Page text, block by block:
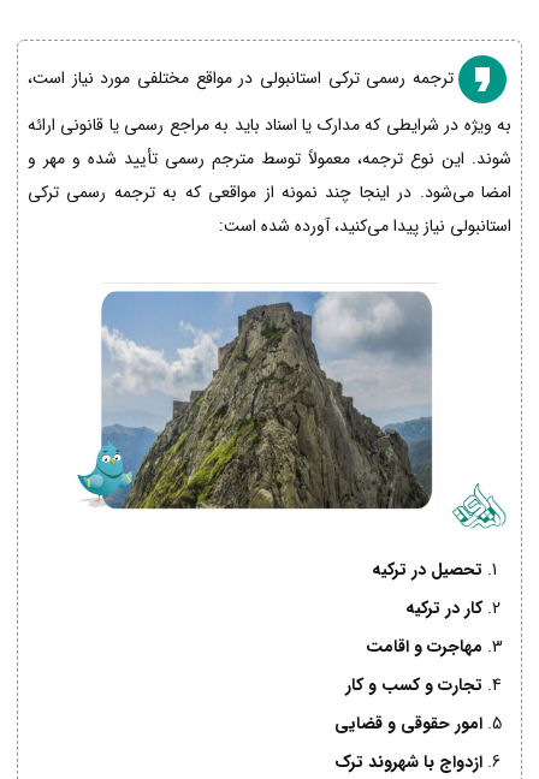
ترجمه رسمی ترکی استانبولی در مواقع مختلفی مورد نیاز است،
به ویژه در شرایطی که مدارک یا اسناد باید به مراجع رسمی یا قانونی ارائه
شوند. این نوع ترجمه، معمولاً توسط مترجم رسمی تأیید شده و مهر و
امضا می‌شود. در اینجا چند نمونه از مواقعی که به ترجمه رسمی ترکی
استانبولی نیاز پیدا می‌کنید، آورده شده است:
تحصیل در ترکیه
کار در ترکیه
مهاجرت و اقامت
تجارت و کسب و کار
امور حقوقی و قضایی
ازدواج با شهروند ترک